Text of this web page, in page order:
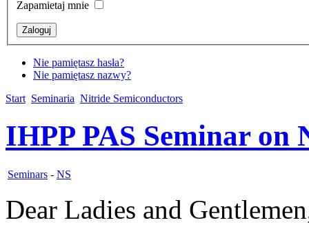
Zapamietaj mnie
Nie pamiętasz hasła?
Nie pamiętasz nazwy?
Start Seminaria Nitride Semiconductors
IHPP PAS Seminar on
Seminars - NS
Dear Ladies and